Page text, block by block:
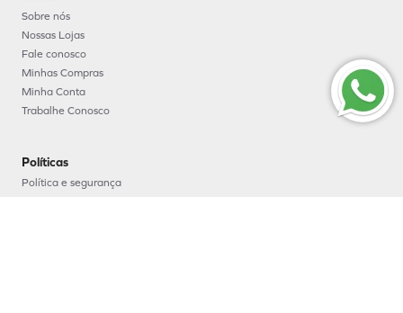
Sobre nós
Nossas Lojas
Fale conosco
Minhas Compras
Minha Conta
Trabalhe Conosco
Políticas
Política e segurança